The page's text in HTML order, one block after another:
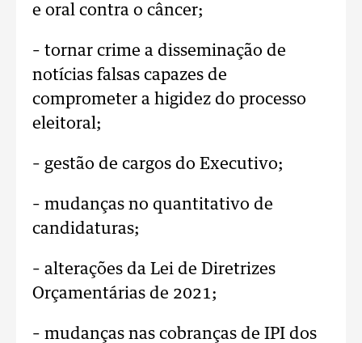
e oral contra o câncer;
– tornar crime a disseminação de
notícias falsas capazes de
comprometer a higidez do processo
eleitoral;
– gestão de cargos do Executivo;
– mudanças no quantitativo de
candidaturas;
– alterações da Lei de Diretrizes
Orçamentárias de 2021;
– mudanças nas cobranças de IPI dos